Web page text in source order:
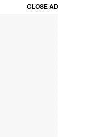
CLOSE AD